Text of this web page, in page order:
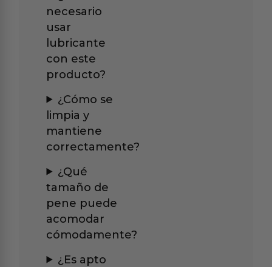
necesario
usar
lubricante
con este
producto?
¿Cómo se
limpia y
mantiene
correctamente?
¿Qué
tamaño de
pene puede
acomodar
cómodamente?
¿Es apto